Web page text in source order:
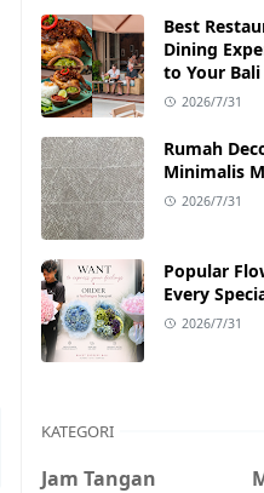
Best
Dining
to Your
2026/7/31
Rumah
Minimalis
2026/7/31
Popular
Every
2026/7/31
KATEGORI
Jam Tangan